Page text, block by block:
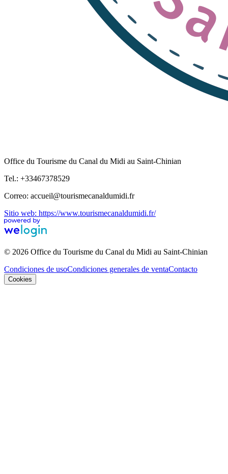
Office du Tourisme du Canal du Midi au Saint-Chinian
Tel.: +33467378529
Correo: accueil@tourismecanaldumidi.fr
Sitio web: https://www.tourismecanaldumidi.fr/
© 2026 Office du Tourisme du Canal du Midi au Saint-Chinian
Condiciones de usoCondiciones generales de ventaContacto
Cookies